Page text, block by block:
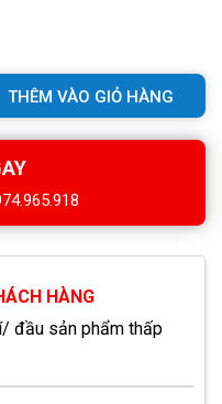
THÊM VÀO GIỎ HÀNG
HÀNG
đầu sản phẩm thấp